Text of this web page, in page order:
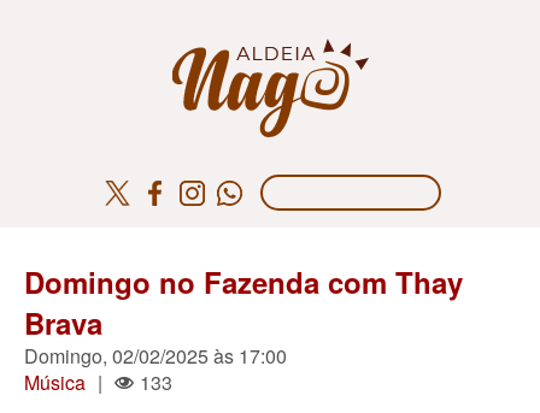
Domingo no Fazenda com Thay
Brava
Domingo, 02/02/2025 às 17:00
Música | 133